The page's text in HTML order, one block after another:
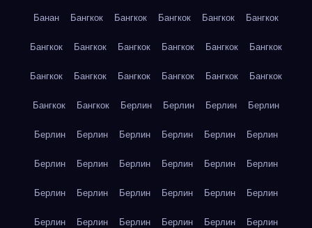
Банан Бангкок Бангкок Бангкок Бангкок Бангкок
Бангкок Бангкок Бангкок Бангкок Бангкок Бангкок
Бангкок Бангкок Бангкок Бангкок Бангкок Бангкок
Бангкок Бангкок Берлин Берлин Берлин Берлин
Берлин Берлин Берлин Берлин Берлин Берлин
Берлин Берлин Берлин Берлин Берлин Берлин
Берлин Берлин Берлин Берлин Берлин Берлин
Берлин Берлин Берлин Берлин Берлин Берлин